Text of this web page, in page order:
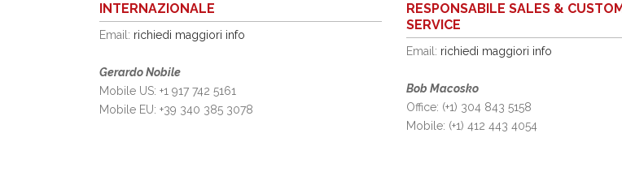
INTERNAZIONALE
Email: richiedi maggiori info
Gerardo Nobile
Mobile US: +1 917 742 5161
Mobile EU: +39 340 385 3078
RESPONSABILE SALES &
SERVICE
Email: richiedi maggiori info
Bob Macosko
Office: (+1) 304 843 5158
Mobile: (+1) 412 443 4054